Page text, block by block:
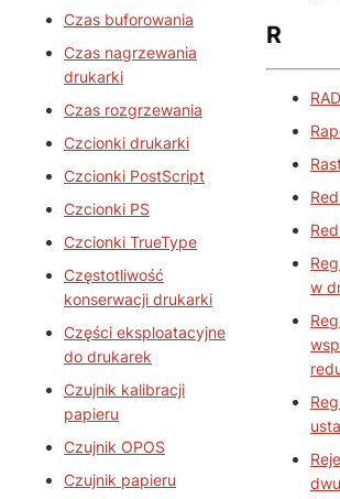
Czas buforowania
Czas nagrzewania
drukarki
Czas rozgrzewania
Czcionki drukarki
Czcionki PostScript
Czcionki PS
Czcionki TrueType
Częstotliwość
konserwacji drukarki
Części eksploatacyjne
do drukarek
Czujnik kalibracji
papieru
Czujnik OPOS
Czujnik papieru
R
w